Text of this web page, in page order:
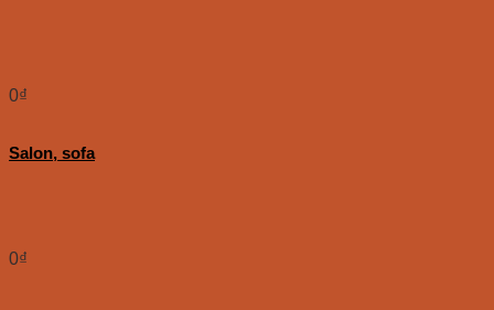
0₫
Salon, sofa
0₫